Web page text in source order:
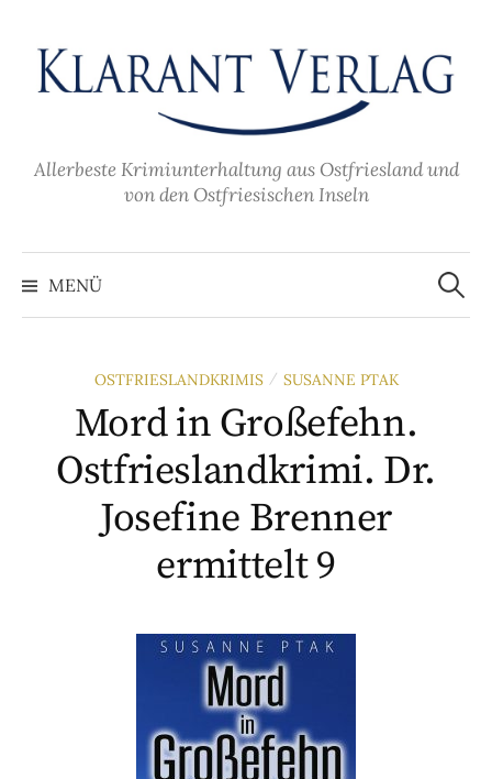
Inhalt
überspringen
Allerbeste Krimiunterhaltung aus Ostfriesland und
von den Ostfriesischen Inseln
MENÜ
Suche
nach:
OSTFRIESLANDKRIMIS / SUSANNE PTAK
Mord in Großefehn.
Ostfrieslandkrimi. Dr.
Josefine Brenner
ermittelt 9